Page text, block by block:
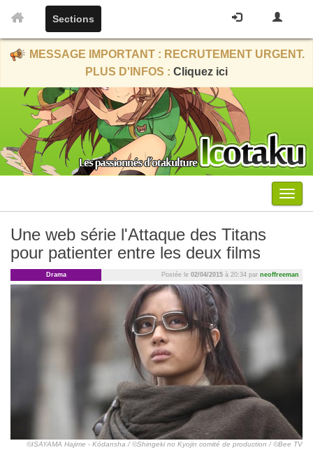
Sections
MESSAGE IMPORTANT : RECRUTEMENT URGENT.
PLUS D'INFOS : Cliquez ici
Menu
Une web série l'Attaque des Titans
pour patienter entre les deux films
Drama Postée le 02/04/2015 à 20:34 par neoffreeman
©ISAYAMA Hajime - Kōdansha / ©Shingeki no Kyojin comité de production / ©Bee TV